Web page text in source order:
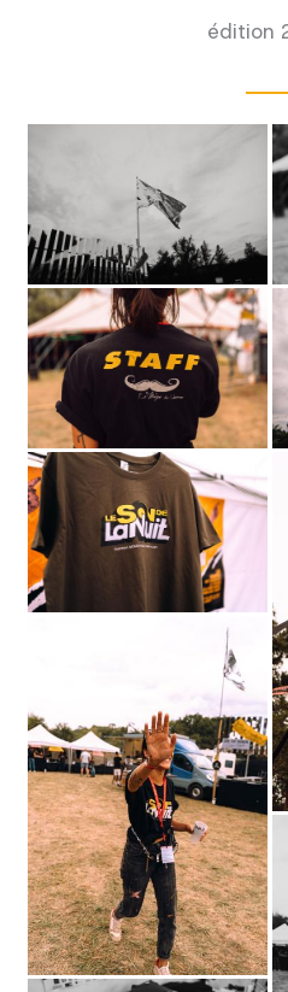
édition